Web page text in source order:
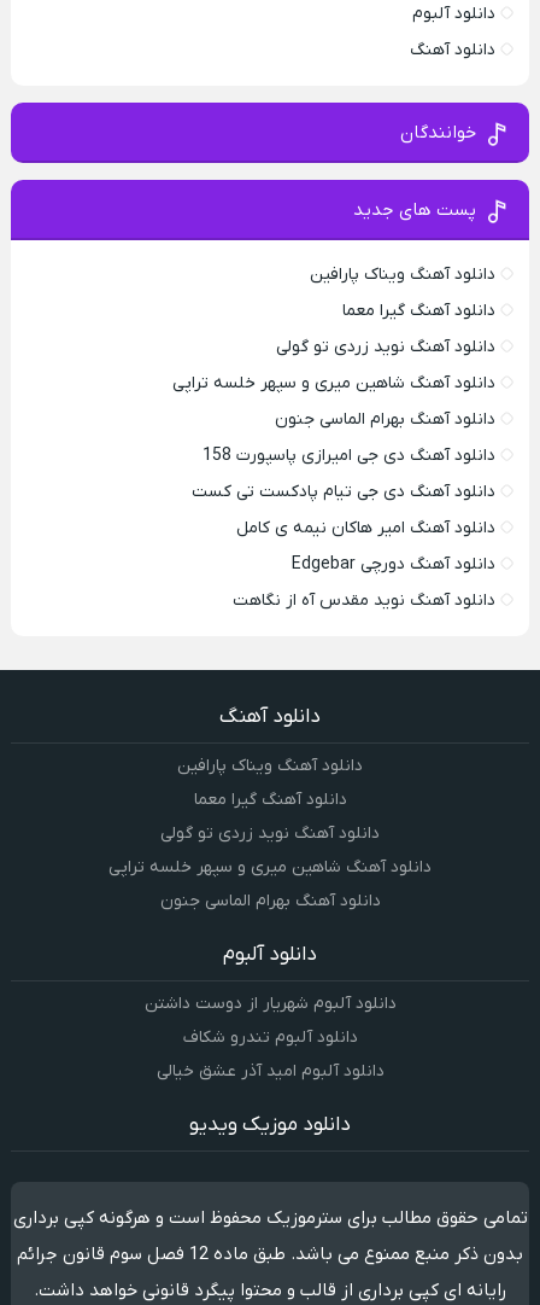
دانلود آلبوم
دانلود آهنگ
خوانندگان
پست های جدید
دانلود آهنگ ویناک پارافین
دانلود آهنگ گیرا معما
دانلود آهنگ نوید زردی تو گولی
دانلود آهنگ شاهین میری و سپهر خلسه تراپی
دانلود آهنگ بهرام الماسی جنون
دانلود آهنگ دی جی امیرازی پاسپورت 158
دانلود آهنگ دی جی تیام پادکست تی کست
دانلود آهنگ امیر هاکان نیمه ی کامل
دانلود آهنگ دورچی Edgebar
دانلود آهنگ نوید مقدس آه از نگاهت
دانلود آهنگ
دانلود آهنگ ویناک پارافین
دانلود آهنگ گیرا معما
دانلود آهنگ نوید زردی تو گولی
دانلود آهنگ شاهین میری و سپهر خلسه تراپی
دانلود آهنگ بهرام الماسی جنون
دانلود آلبوم
دانلود آلبوم شهریار از دوست داشتن
دانلود آلبوم تندرو شکاف
دانلود آلبوم امید آذر عشق خیالی
دانلود موزیک ویدیو
تمامی حقوق مطالب برای سترموزیک محفوظ است و هرگونه کپی برداری
بدون ذکر منبع ممنوع می باشد. طبق ماده 12 فصل سوم قانون جرائم
رایانه ای کپی برداری از قالب و محتوا پیگرد قانونی خواهد داشت.